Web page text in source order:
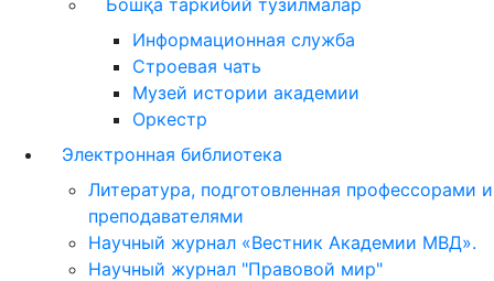
Бошқа таркибий тузилмалар
Информационная служба
Строевая чать
Музей истории академии
Оркестр
Электронная библиотека
Литература, подготовленная профессорами и
преподавателями
Научный журнал «Вестник Академии МВД».
Научный журнал "Правовой мир"